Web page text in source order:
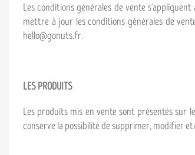
Les conditions générales de vente
mettre à jour les conditions générales de
hello@gonuts.fr.
LES PRODUITS
Les produits mis en vente sont présentés sur
conserve la possibilité de supprimer, modifier